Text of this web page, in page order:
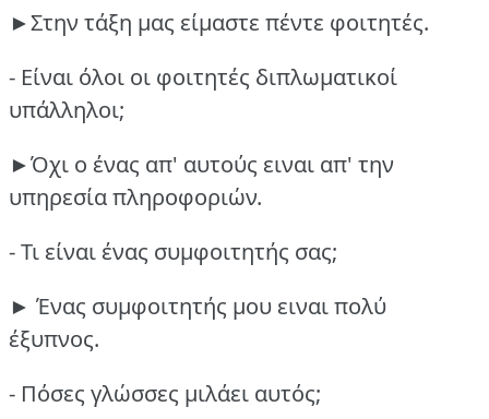
►Στην τάξη μας είμαστε πέντε φοιτητές.
- Είναι όλοι οι φοιτητές διπλωματικοί
υπάλληλοι;
►Όχι ο ένας απ' αυτούς ειναι απ' την
υπηρεσία πληροφοριών.
- Τι είναι ένας συμφοιτητής σας;
► Ένας συμφοιτητής μου ειναι πολύ
έξυπνος.
- Πόσες γλώσσες μιλάει αυτός;